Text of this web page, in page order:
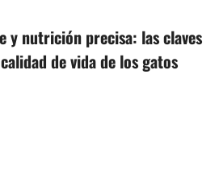
y nutrición precisa: las claves
de vida de los gatos